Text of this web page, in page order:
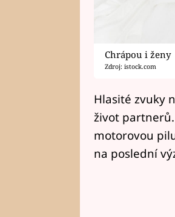
Chrápou i ženy
Zdroj: istock.com
Hlasité zvuky
život
motorovou
na poslední